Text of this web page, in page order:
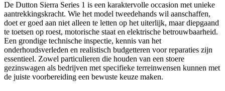
De Dutton Sierra Series 1 is een karaktervolle occasion met unieke
aantrekkingskracht. Wie het model tweedehands wil aanschaffen,
doet er goed aan niet alleen te letten op het uiterlijk, maar diepgaand
te toetsen op roest, motorische staat en elektrische betrouwbaarheid.
Een grondige technische inspectie, kennis van het
onderhoudsverleden en realistisch budgetteren voor reparaties zijn
essentieel. Zowel particulieren die houden van een stoere
gezinswagen als bedrijven met specifieke terreinwensen kunnen met
de juiste voorbereiding een bewuste keuze maken.